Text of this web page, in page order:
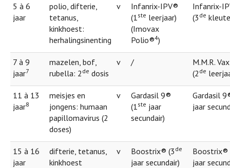
5 à 6
jaar
polio, difterie,
tetanus,
kinkhoest:
herhalingsinenting
v
Infanrix-IPV®
(1ste leerjaar)
(Imovax
Polio®4)
Infanrix-
(3 de
7 à 9
jaar7
mazelen, bof,
rubella: 2 de dosis
v /
M.M.R.
(2 de
11 à 13
jaar8
meisjes en
jongens: humaan
papillomavirus (2
doses)
v
Gardasil 9®
(1ste jaar
secundair)
Gardasil
jaar
15 à 16
jaar
difterie, tetanus,
kinkhoest
v Boostrix® (3 de
jaar secundair)
Boostrix®
jaar